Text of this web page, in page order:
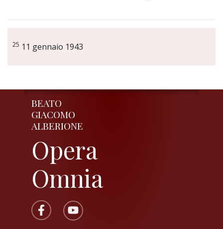
25 11 gennaio 1943
BEATO
GIACOMO
ALBERIONE
Opera
Omnia